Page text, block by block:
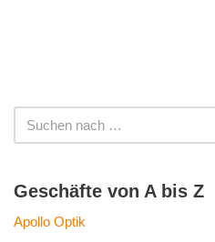
Geschäfte von A bis Z
Apollo Optik